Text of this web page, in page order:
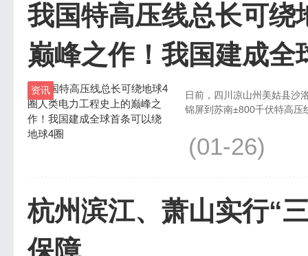
我国特高压线总长可绕
巅峰之作！我国建成全
资讯
日前，四川凉山州美姑县沙
锦屏到苏南±800千伏特高压
(01-26)
杭州滨江、萧山实行“